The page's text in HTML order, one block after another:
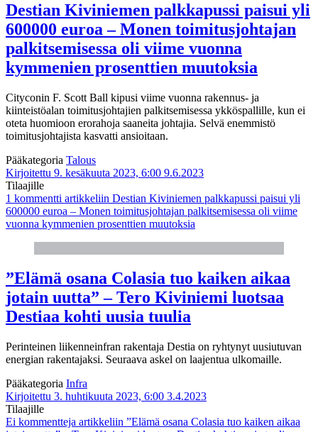
Destian Kiviniemen palkkapussi paisui yli
600000 euroa – Monen toimitusjohtajan
palkitsemisessa oli viime vuonna
kymmenien prosenttien muutoksia
Cityconin F. Scott Ball kipusi viime vuonna rakennus- ja
kiinteistöalan toimitusjohtajien palkitsemisessa ykköspallille, kun ei
oteta huomioon erorahoja saaneita johtajia. Selvä enemmistö
toimitusjohtajista kasvatti ansioitaan.
Pääkategoria Talous
Kirjoitettu 9. kesäkuuta 2023, 6:00 9.6.2023
Tilaajille
1 kommentti artikkeliin Destian Kiviniemen palkkapussi paisui yli
600000 euroa – Monen toimitusjohtajan palkitsemisessa oli viime
vuonna kymmenien prosenttien muutoksia
”Elämä osana Colasia tuo kaiken aikaa
jotain uutta” – Tero Kiviniemi luotsaa
Destiaa kohti uusia tuulia
Perinteinen liikenneinfran rakentaja Destia on ryhtynyt uusiutuvan
energian rakentajaksi. Seuraava askel on laajentua ulkomaille.
Pääkategoria Infra
Kirjoitettu 3. huhtikuuta 2023, 6:00 3.4.2023
Tilaajille
Ei kommentteja artikkeliin ”Elämä osana Colasia tuo kaiken aikaa